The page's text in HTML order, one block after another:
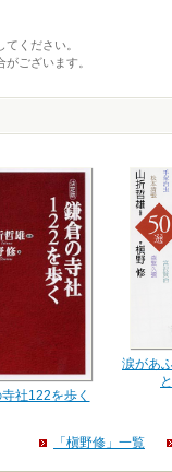
ください。
ございます。
社122を歩く
涙があ
「槇野修」一覧